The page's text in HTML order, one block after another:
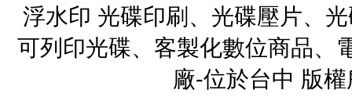
浮水印 光碟印刷、光碟壓片、
可列印光碟、客製化數位商品、
廠-位於台中 版